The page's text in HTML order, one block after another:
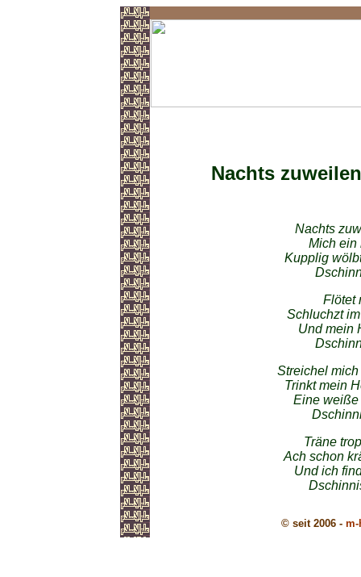
Nachts zuweilen
Nachts
Mich ein
Kupplig
Flötet
Schluchzt
Und mein
Streichel
Trinkt mein
Eine weiße
Träne
Ach schon
Und ich
© seit 2006 - m-